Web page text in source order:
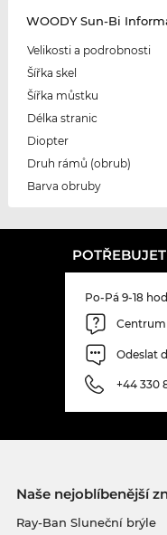
WOODY Sun-Bi
Velikosti a podrobnosti
Šířka skel
Šířka můstku
Délka stranic
Diopter
Druh rámů (obrub)
Barva obruby
Po-Pá 9-18
Odeslat
+44 330
Naše nejoblíbenější
Ray-Ban Sluneční brýle